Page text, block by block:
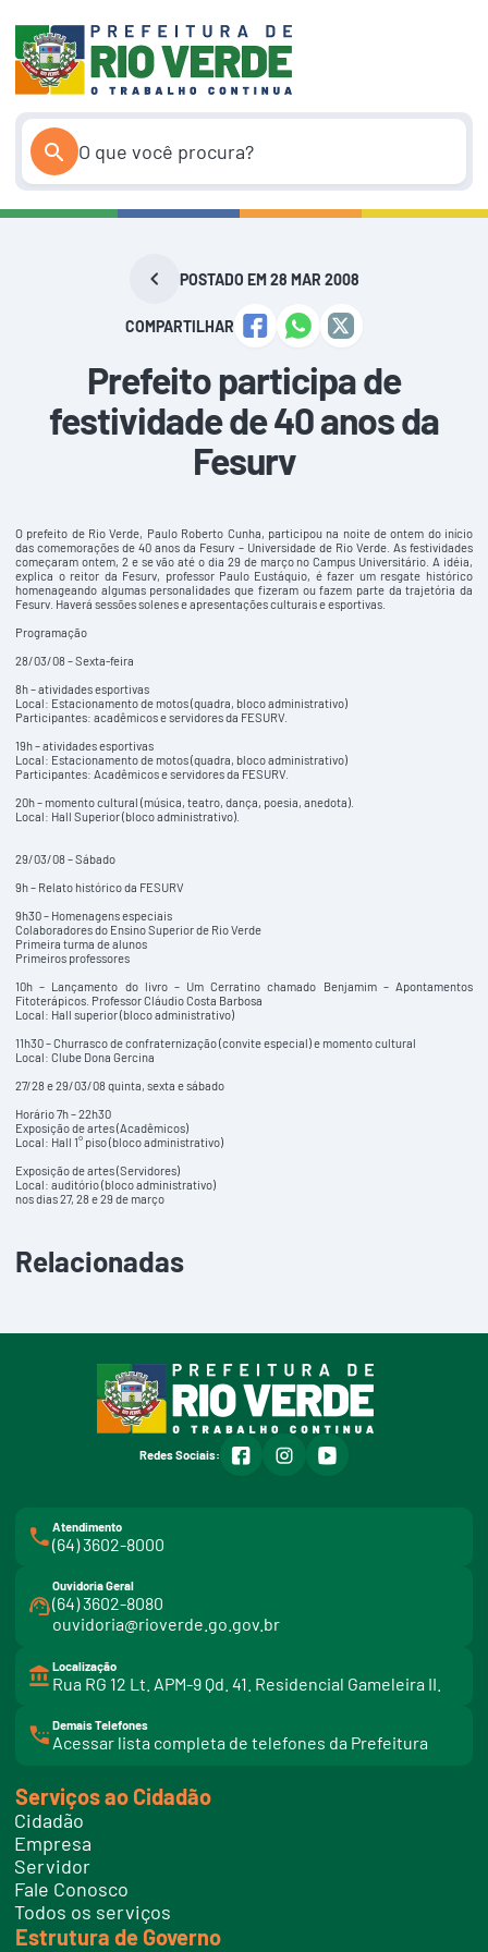
conteúdo
POSTADO EM 28 MAR 2008
COMPARTILHAR
Prefeito participa de
festividade de 40 anos da
Fesurv
O prefeito de Rio Verde, Paulo Roberto Cunha, participou na noite de ontem do início
das comemorações de 40 anos da Fesurv – Universidade de Rio Verde. As festividades
começaram ontem, 2 e se vão até o dia 29 de março no Campus Universitário. A idéia,
explica o reitor da Fesurv, professor Paulo Eustáquio, é fazer um resgate histórico
homenageando algumas personalidades que fizeram ou fazem parte da trajetória da
Fesurv. Haverá sessões solenes e apresentações culturais e esportivas.
Programação
28/03/08 – Sexta-feira
8h – atividades esportivas
Local: Estacionamento de motos (quadra, bloco administrativo)
Participantes: acadêmicos e servidores da FESURV.
19h – atividades esportivas
Local: Estacionamento de motos (quadra, bloco administrativo)
Participantes: Acadêmicos e servidores da FESURV.
20h – momento cultural (música, teatro, dança, poesia, anedota).
Local: Hall Superior (bloco administrativo).
29/03/08 – Sábado
9h – Relato histórico da FESURV
9h30 – Homenagens especiais
Colaboradores do Ensino Superior de Rio Verde
Primeira turma de alunos
Primeiros professores
10h – Lançamento do livro – Um Cerratino chamado Benjamim – Apontamentos
Fitoterápicos. Professor Cláudio Costa Barbosa
Local: Hall superior (bloco administrativo)
11h30 – Churrasco de confraternização (convite especial) e momento cultural
Local: Clube Dona Gercina
27/28 e 29/03/08 quinta, sexta e sábado
Horário 7h – 22h30
Exposição de artes (Acadêmicos)
Local: Hall 1° piso (bloco administrativo)
Exposição de artes (Servidores)
Local: auditório (bloco administrativo)
nos dias 27, 28 e 29 de março
Relacionadas
Redes Sociais: facebookinstagramyoutube
Atendimento
(64) 3602-8000
Ouvidoria Geral
(64) 3602-8080
ouvidoria@rioverde.go.gov.br
Localização
Rua RG 12 Lt. APM-9 Qd. 41. Residencial Gameleira II.
Demais Telefones
Acessar lista completa de telefones da Prefeitura
i
t
e
l
f
o
e
s
Serviços ao Cidadão
Cidadão
Empresa
Servidor
Fale Conosco
Todos os serviços
Estrutura de Governo